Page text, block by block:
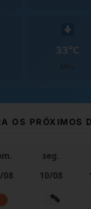
DIAS
seg.
08
seg.
10/08